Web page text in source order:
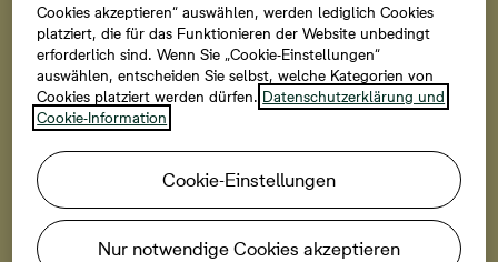
Häuser sowie deren Ausstattung. Darüber hinaus
empfehlen wir Ihnen einen Spaziergang durch die
Nachbarschaft. Nutzen Sie die Gelegenheit, um den
Rohbau von innen zu besichtigen. Wir freuen uns auf
Ihren Besuch.
Zu den Häusern
Cookies akzeptieren“ auswählen, werden lediglich Cookies
platziert, die für das Funktionieren der Website unbedingt
erforderlich sind. Wenn Sie „Cookie-Einstellungen“
auswählen, entscheiden Sie selbst, welche Kategorien von
Cookies platziert werden dürfen. Datenschutzerklärung und
Cookie-Information
Cookie-Einstellungen
Nur notwendige Cookies akzeptieren